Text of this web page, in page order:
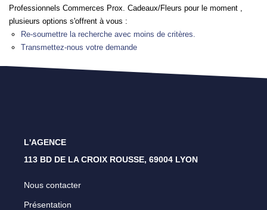
NOS SECTEURS
Professionnels Commerces Prox. Cadeaux/Fleurs pour le moment ,
plusieurs options s'offrent à vous :
Re-soumettre la recherche avec moins de critères.
Transmettez-nous votre demande
L'AGENCE
113 BD DE LA CROIX ROUSSE, 69004 LYON
Nous contacter
Présentation